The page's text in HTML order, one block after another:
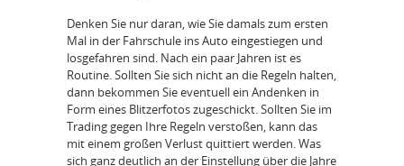
Denken Sie nur daran, wie Sie damals zum ersten
Mal in der Fahrschule ins Auto eingestiegen und
losgefahren sind. Nach ein paar Jahren ist es
Routine. Sollten Sie sich nicht an die Regeln halten,
dann bekommen Sie eventuell ein Andenken in
Form eines Blitzerfotos zugeschickt. Sollten Sie im
Trading gegen Ihre Regeln verstoßen, kann das
mit einem großen Verlust quittiert werden. Was
sich ganz deutlich an der Einstellung über die Jahre